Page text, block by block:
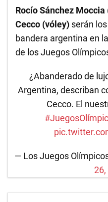
Rocío Sánchez
Cecco (vóley) serán
bandera argentina en
de los Juegos
¿Abanderado de
Argentina, describan
Cecco. El
— Los Juegos